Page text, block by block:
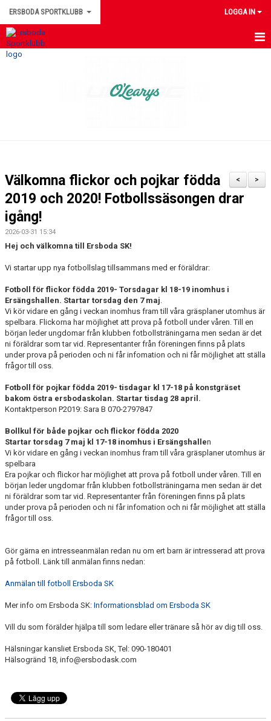
ERSBODA SPORTKLUBB LOGGA IN
HEM
ERSBODA SK STYRELSE
DOKUMENT
LEDARINFORMATION
KALENDER
HYRA/BOKA FOTBOLLSPLAN FÖR ICKE MEDLEMMAR
>
<
Välkomna flickor och pojkar födda
2019 och 2020! Fotbollssäsongen drar
igång!
2026-03-31 15:34
Hej och välkomna till Ersboda SK!
Vi startar upp nya fotbollslag tillsammans med er föräldrar:
Fotboll för flickor födda 2019- Torsdagar kl 18-19 inomhus i
Ersängshallen. Startar torsdag den 7 maj.
Vi kör vidare en gång i veckan inomhus fram till våra gräsplaner utomhus är
spelbara. Flickorna har möjlighet att prova på fotboll under våren. Till en
början leder ungdomar från klubben fotbollsträningarna men sedan är det
ni föräldrar som tar vid. Representanter från föreningen finns på plats
under prova på perioden och ni får infomation och ni får möjlighet att ställa
frågor till oss.
Fotboll för pojkar födda 2019- tisdagar kl 17-18 på konstgräset
bakom östra ersbodaskolan. Startar tisdag 28 april.
Kontaktperson P2019: Sara B 070-2797847
Bollkul för både pojkar och flickor födda 2020
Startar torsdag 7 maj kl 17-18 inomhus i Ersängshallen
Vi kör vidare en gång i veckan inomhus fram till våra gräsplaner utomhus är
spelbara
Era pojkar och flickor har möjlighet att prova på fotboll under våren. Till en
början leder ungdomar från klubben fotbollsträningarna men sedan är det
ni föräldrar som tar vid. Representanter från föreningen finns på plats
under prova på perioden och ni får infomation och ni får möjlighet att ställa
frågor till oss.
Gör gärna en intresseanmälan redan nu om ert barn är intresserad att prova
på fotboll. Länk till anmälan finns nedan:
Anmälan till fotboll Ersboda SK
Mer info om Ersboda SK: Informationsblad om Ersboda SK
Vill du som förälder hjälpa till som ledare eller tränare så hör av dig till oss.
Hälsningar kansliet Ersboda SK, Tel: 090-180401
Hälsogränd 18, info@ersbodask.com